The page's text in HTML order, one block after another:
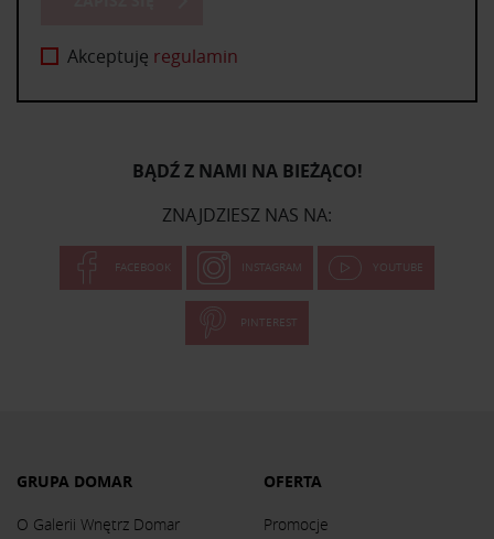
Akceptuję regulamin
BĄDŹ Z NAMI NA BIEŻĄCO!
ZNAJDZIESZ NAS NA:
FACEBOOK INSTAGRAM YOUTUBE
PINTEREST
GRUPA DOMAR
O Galerii Wnętrz Domar
OFERTA
Promocje